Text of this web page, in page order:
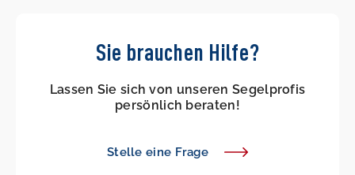
Sie brauchen Hilfe?
Lassen Sie sich von unseren Segelprofis
persönlich beraten!
Stelle eine Frage